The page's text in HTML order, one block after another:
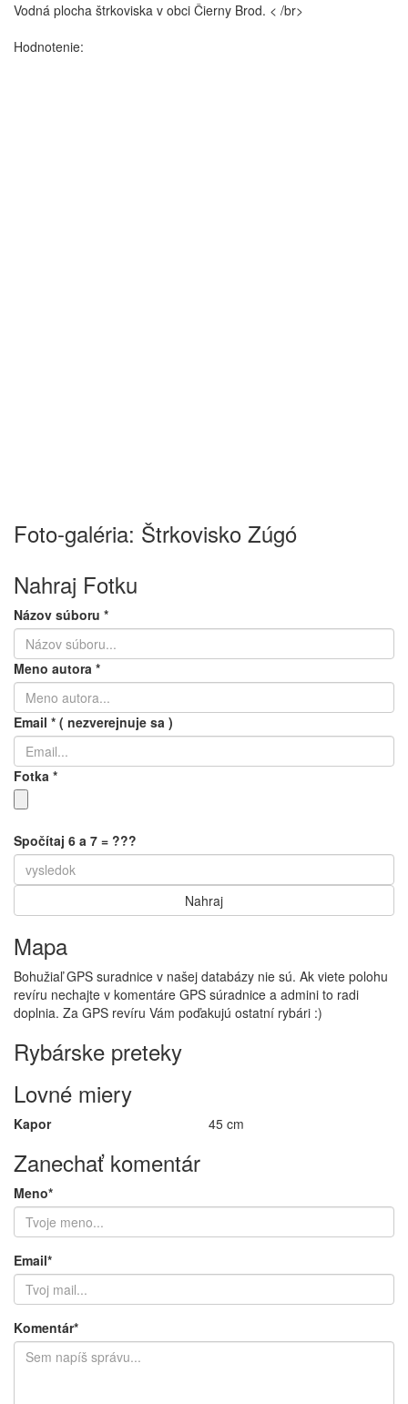
Vodná plocha štrkoviska v obci Čierny Brod. < /br>
Hodnotenie:
Foto-galéria: Štrkovisko Zúgó
Nahraj Fotku
Názov súboru *
Meno autora *
Email * ( nezverejnuje sa )
Fotka *
Spočítaj 6 a 7 = ???
Mapa
Bohužiaľ GPS suradnice v našej databázy nie sú. Ak viete polohu
revíru nechajte v komentáre GPS súradnice a admini to radi
doplnia. Za GPS revíru Vám poďakujú ostatní rybári :)
Rybárske preteky
Lovné miery
Kapor 45 cm
Zanechať komentár
Meno*
Email*
Komentár*